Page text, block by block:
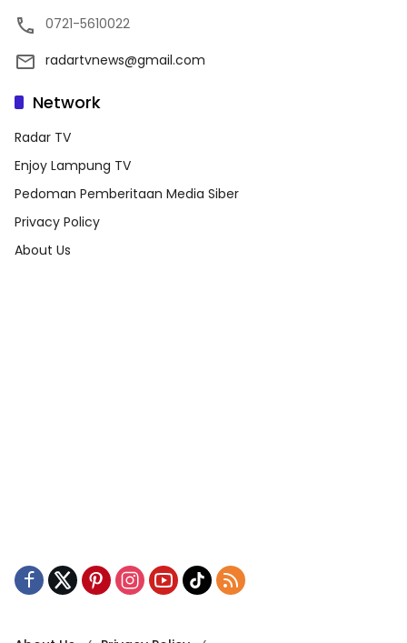
0721-5610022
radartvnews@gmail.com
Network
Radar TV
Enjoy Lampung TV
Pedoman Pemberitaan Media Siber
Privacy Policy
About Us